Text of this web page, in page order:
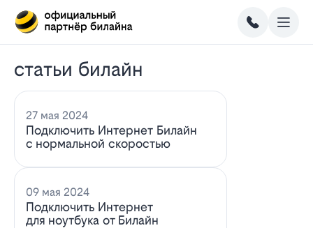
статьи билайн
27 мая 2024
Подключить Интернет Билайн
с нормальной скоростью
09 мая 2024
Подключить Интернет
для ноутбука от Билайн